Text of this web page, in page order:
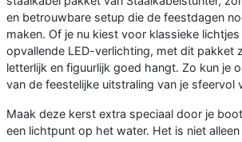
en betrouwbare setup die de feestdagen
maken. Of je nu kiest voor klassieke
opvallende LED-verlichting, met dit pakket
letterlijk en figuurlijk goed hangt. Zo kun je
van de feestelijke uitstraling van je sfeervol
Maak deze kerst extra speciaal door je
een lichtpunt op het water. Het is niet